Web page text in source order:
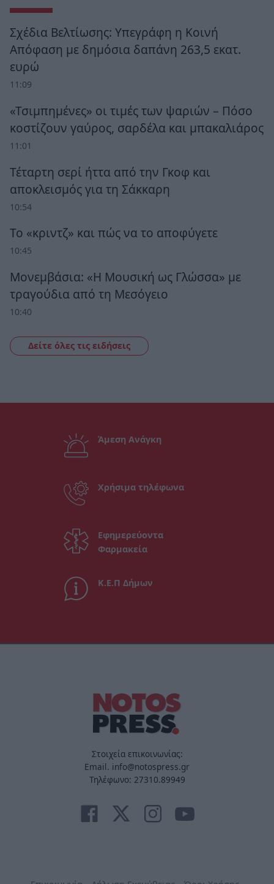
Σχέδια Βελτίωσης: Υπεγράφη η Κοινή
Απόφαση με δημόσια δαπάνη 263,5 εκατ.
ευρώ
11:09
«Τσιμπημένες» οι τιμές των ψαριών – Πόσο
κοστίζουν γαύρος, σαρδέλα και μπακαλιάρος
11:01
Τέταρτη σερί ήττα από την Γκοφ και
αποκλεισμός για τη Σάκκαρη
10:54
Το «κριντζ» και πώς να το αποφύγετε
10:45
Μονεμβάσια: «Η Μουσική ως Γλώσσα» με
τραγούδια από τη Μεσόγειο
10:40
Δείτε όλες τις ειδήσεις
Άμεση Ανάγκη
Χρήσιμα τηλέφωνα
Εφημερεύοντα
Φαρμακεία
Κ.Ε.Π Δήμων
Στοιχεία επικοινωνίας:
Email. info@notospress.gr
Τηλέφωνο: 27310.89949